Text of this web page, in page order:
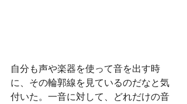
自分も声や楽器を使って音を出す時
に、その輪郭線を見ているのだなと気
付いた。一音に対して、どれだけの音